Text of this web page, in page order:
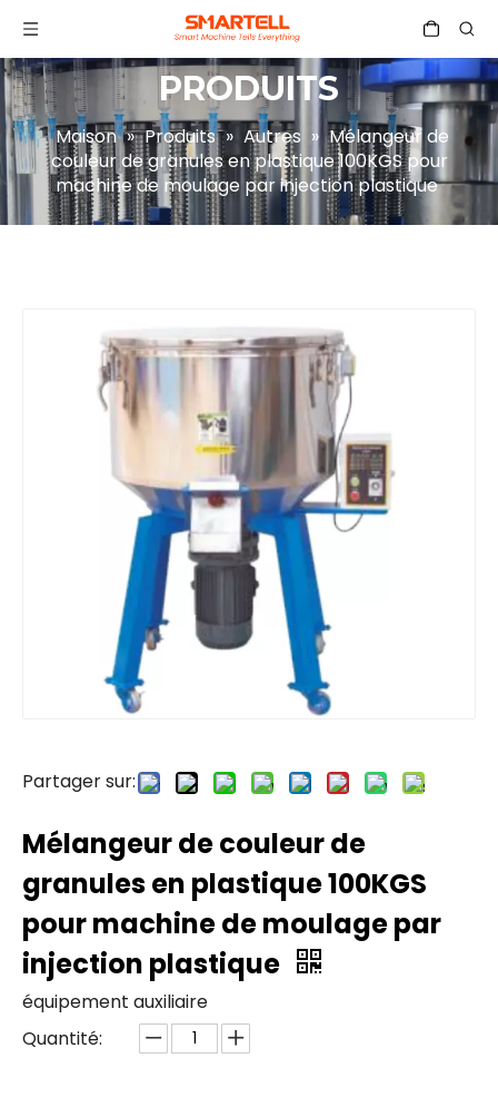
PRODUITS
Maison » Produits » Autres » Mélangeur de
couleur de granules en plastique 100KGS pour
machine de moulage par injection plastique
Partager sur:
Mélangeur de couleur de
granules en plastique 100KGS
pour machine de moulage par
injection plastique
équipement auxiliaire
Quantité: